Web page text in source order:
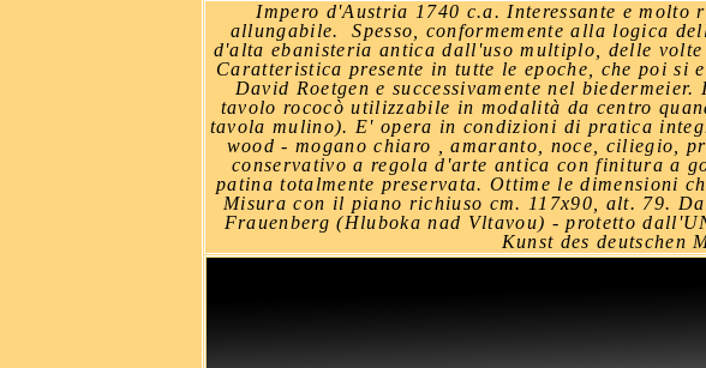
Impero d'Austria 1740 c.a. Interessante e molto
allungabile. Spesso, conformemente alla logica
d'alta ebanisteria antica dall'uso multiplo, delle
Caratteristica presente in tutte le epoche, che poi
David Roetgen e successivamente nel
tavolo rococò utilizzabile in modalità da centro
tavola mulino). E' opera in condizioni di pratica
wood - mogano chiaro , amaranto, noce, ciliegio,
conservativo a regola d'arte antica con finitura a
patina totalmente preservata. Ottime le dimensioni
Misura con il piano richiuso cm. 117x90, alt. 79.
Frauenberg (Hluboka nad Vltavou) - protetto
Kunst des deutschen